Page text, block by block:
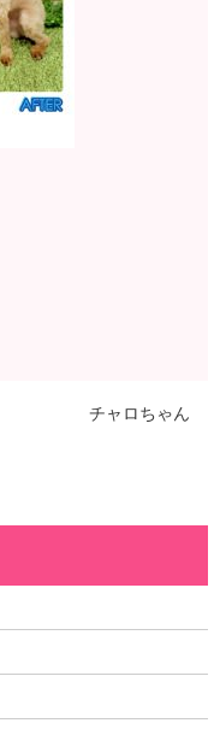
チャロちゃん